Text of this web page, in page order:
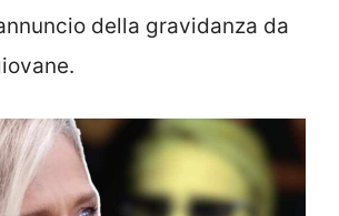
della gravidanza da